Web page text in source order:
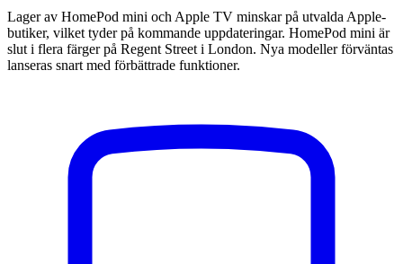
Lager av HomePod mini och Apple TV minskar på utvalda Apple-
butiker, vilket tyder på kommande uppdateringar. HomePod mini är
slut i flera färger på Regent Street i London. Nya modeller förväntas
lanseras snart med förbättrade funktioner.